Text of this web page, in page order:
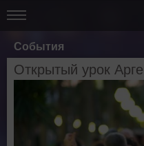
События
Открытый урок